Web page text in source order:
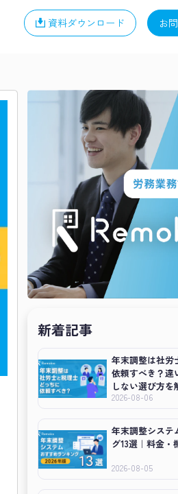
資料ダウンロード お
新着記事
年末調整は社労
依頼すべき？違
しない選び方を
2026-08-06
年末調整システ
グ13選｜料金・
2026-08-05